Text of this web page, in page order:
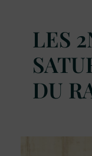
LES
DU